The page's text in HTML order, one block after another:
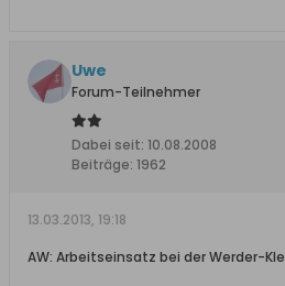
Uwe
Forum-Teilnehmer
Dabei seit: 10.08.2008
Beiträge: 1962
13.03.2013, 19:18
AW: Arbeitseinsatz bei der Werder-